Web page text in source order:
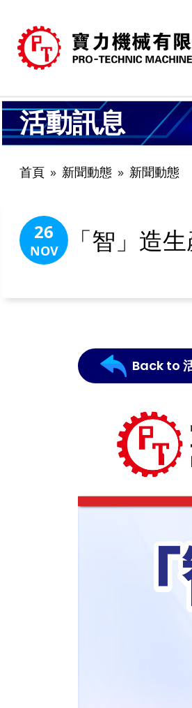
活動訊息
首頁 新聞動態 新聞動態
26
NOV 「智」造
Back to